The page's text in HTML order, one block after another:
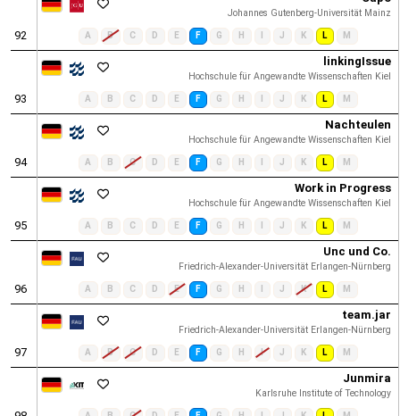
Johannes Gutenberg-Universität Mainz
92 A B C D E F G H J K L M
linkingIssue
Hochschule für Angewandte Wissenschaften Kiel
93 A B C D E F G H J K L M
Nachteulen
Hochschule für Angewandte Wissenschaften Kiel
94 A B C D E F G H J K L M
Work in Progress
Hochschule für Angewandte Wissenschaften Kiel
95 A B C D E F G H J K L M
Unc und Co.
Friedrich-Alexander-Universität Erlangen-Nürnberg
96 A B C D E F G H J K L M
team.jar
Friedrich-Alexander-Universität Erlangen-Nürnberg
97 A B C D E F G H I J K L M
Junmira
Karlsruhe Institute of Technology